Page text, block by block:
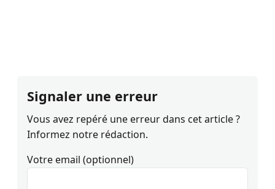
Signaler une erreur
Vous avez repéré une erreur dans cet article ?
Informez notre rédaction.
Votre email (optionnel)